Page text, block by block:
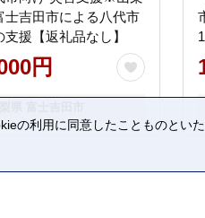
士吉田市による八代市
支援【返礼品なし】
円
の利用に同意したことものといた